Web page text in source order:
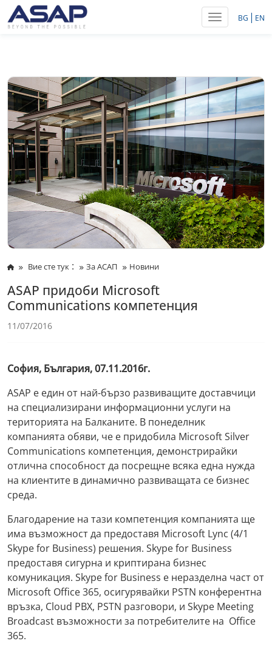
Toggle
BG EN
Вие сте тук : За АСАП Новини
ASAP придоби Microsoft
Communications компетенция
11/07/2016
София, България, 07.11.2016г.
ASAP е един от най-бързо развиващите доставчици
на специализирани информационни услуги на
територията на Балканите. В понеделник
компанията обяви, че е придобила Microsoft Silver
Communications компетенция, демонстрирайки
отлична способност да посрещне всяка една нужда
на клиентите в динамично развиващата се бизнес
среда.
Благодарение на тази компетенция компанията ще
има възможност да предоставя Microsoft Lync (4/1
Skype for Business) решения. Skype for Business
предоставя сигурна и криптирана бизнес
комуникация. Skype for Business е неразделна част от
Microsoft Office 365, осигурявайки PSTN конферентна
връзка, Cloud PBX, PSTN разговори, и Skype Meeting
Broadcast възможности за потребителите на Office
365.